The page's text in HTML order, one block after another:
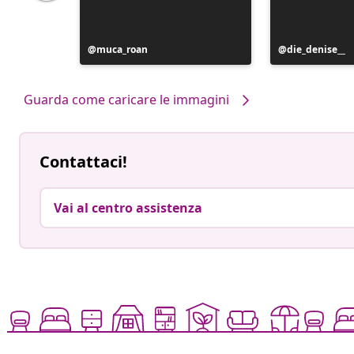
Post
pubblicato
muca_roan
Post
pubblicato
die_denise__
Guarda come caricare le immagini
Contattaci!
Vai al centro assistenza